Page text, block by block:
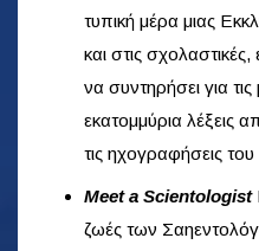
τυπική μέρα μιας
και στις
να συντηρήσει για τις
εκατομμύρια λέξεις
τις ηχογραφήσεις
Meet a Scientologist
ζωές των